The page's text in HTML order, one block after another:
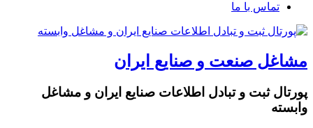
تماس با ما
مشاغل صنعت و صنایع ایران
پورتال ثبت و تبادل اطلاعات صنایع ایران و مشاغل
وابسته